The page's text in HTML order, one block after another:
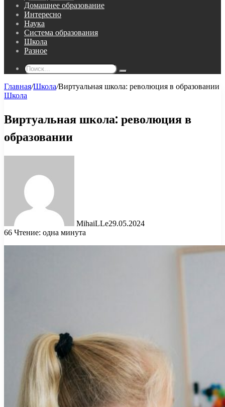
Домашнее образование
Интересно
Наука
Система образования
Школа
Разное
Поиск...
Главная/Школа/Виртуальная школа: революция в образовании
Школа
Виртуальная школа: революция в
образовании
MihaiLLe29.05.2024
66 Чтение: одна минута